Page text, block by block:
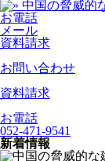
お電話
メール
資料請求
お問い合わせ
資料請求
お電話
052-471-9541
新着情報